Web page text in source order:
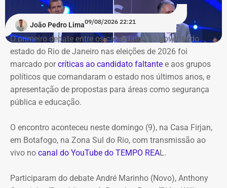
João Pedro Lima09/08/2026 22:21
O primeiro debate entre os candidatos ao governo do
estado do Rio de Janeiro nas eleições de 2026 foi
marcado porcríticas ao candidato faltante e aos grupos
políticos que comandaram o estado nos últimos anos, e
apresentação de propostas para áreas como segurança
pública e educação.
O encontro aconteceu neste domingo (9), na Casa Firjan,
em Botafogo, na Zona Sul do Rio, com transmissão ao
vivo no canal do YouTube do TEMPO REAL.
Participaram do debate André Marinho (Novo), Anthony